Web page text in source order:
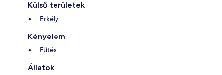
Külső területek
Erkély
Kényelem
Fűtés
Állatok